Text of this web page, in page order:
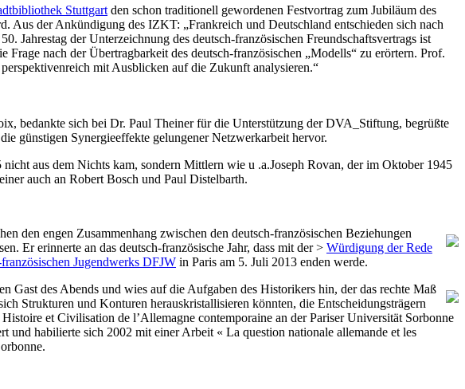
Stuttgart den schon traditionell gewordenen Festvortrag zum Jubiläum des
Aus der Ankündigung des IZKT: „Frankreich und Deutschland entschieden sich nach
Jahrestag der Unterzeichnung des deutsch-französischen Freundschaftsvertrags ist
nach der Übertragbarkeit des deutsch-französischen „Modells“ zu erörtern. Prof.
mit Ausblicken auf die Zukunft analysieren.“
bedankte sich bei Dr. Paul Theiner für die Unterstützung der DVA_Stiftung, begrüßte
günstigen Synergieeffekte gelungener Netzwerkarbeit hervor.
aus dem Nichts kam, sondern Mittlern wie u .a.Joseph Rovan, der im Oktober 1945
auch an Robert Bosch und Paul Distelbarth.
den engen Zusammenhang zwischen den deutsch-französischen Beziehungen
Er erinnerte an das deutsch-französische Jahr, dass mit der > Würdigung der Rede
Jugendwerks DFJW in Paris am 5. Juli 2013 enden werde.
des Abends und wies auf die Aufgaben des Historikers hin, der das rechte Maß
Strukturen und Konturen herauskristallisieren könnten, die Entscheidungsträgern
et Civilisation de l’Allemagne contemporaine an der Pariser Universität Sorbonne
habilierte sich 2002 mit einer Arbeit « La question nationale allemande et les